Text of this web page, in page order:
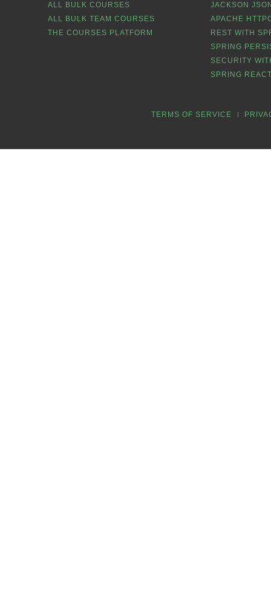
ALL BULK COURSES
ALL BULK TEAM COURSES
THE COURSES PLATFORM
JACKSON
APACHE
REST WITH
SPRING
SECURITY
SPRING
TERMS OF SERVICE